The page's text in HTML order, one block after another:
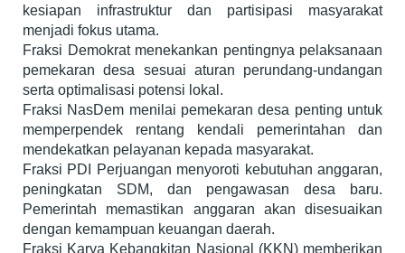
kesiapan infrastruktur dan partisipasi masyarakat
menjadi fokus utama.
Fraksi Demokrat menekankan pentingnya pelaksanaan
pemekaran desa sesuai aturan perundang-undangan
serta optimalisasi potensi lokal.
Fraksi NasDem menilai pemekaran desa penting untuk
memperpendek rentang kendali pemerintahan dan
mendekatkan pelayanan kepada masyarakat.
Fraksi PDI Perjuangan menyoroti kebutuhan anggaran,
peningkatan SDM, dan pengawasan desa baru.
Pemerintah memastikan anggaran akan disesuaikan
dengan kemampuan keuangan daerah.
Fraksi Karya Kebangkitan Nasional (KKN) memberikan